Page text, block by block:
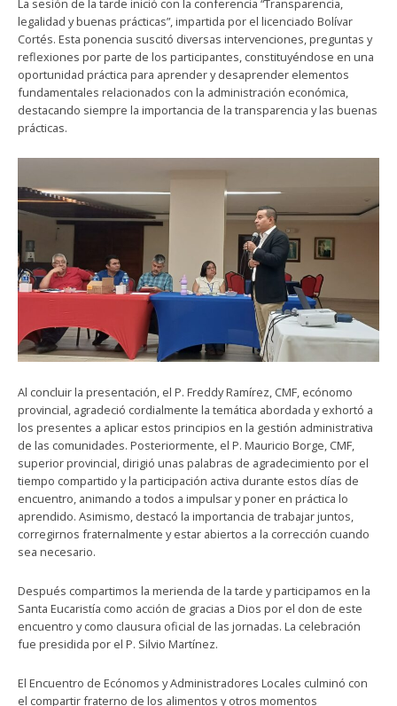
La sesión de la tarde inició con la conferencia “Transparencia,
legalidad y buenas prácticas”, impartida por el licenciado Bolívar
Cortés. Esta ponencia suscitó diversas intervenciones, preguntas y
reflexiones por parte de los participantes, constituyéndose en una
oportunidad práctica para aprender y desaprender elementos
fundamentales relacionados con la administración económica,
destacando siempre la importancia de la transparencia y las buenas
prácticas.
Al concluir la presentación, el P. Freddy Ramírez, CMF, ecónomo
provincial, agradeció cordialmente la temática abordada y exhortó a
los presentes a aplicar estos principios en la gestión administrativa
de las comunidades. Posteriormente, el P. Mauricio Borge, CMF,
superior provincial, dirigió unas palabras de agradecimiento por el
tiempo compartido y la participación activa durante estos días de
encuentro, animando a todos a impulsar y poner en práctica lo
aprendido. Asimismo, destacó la importancia de trabajar juntos,
corregirnos fraternalmente y estar abiertos a la corrección cuando
sea necesario.
Después compartimos la merienda de la tarde y participamos en la
Santa Eucaristía como acción de gracias a Dios por el don de este
encuentro y como clausura oficial de las jornadas. La celebración
fue presidida por el P. Silvio Martínez.
El Encuentro de Ecónomos y Administradores Locales culminó con
el compartir fraterno de los alimentos y otros momentos